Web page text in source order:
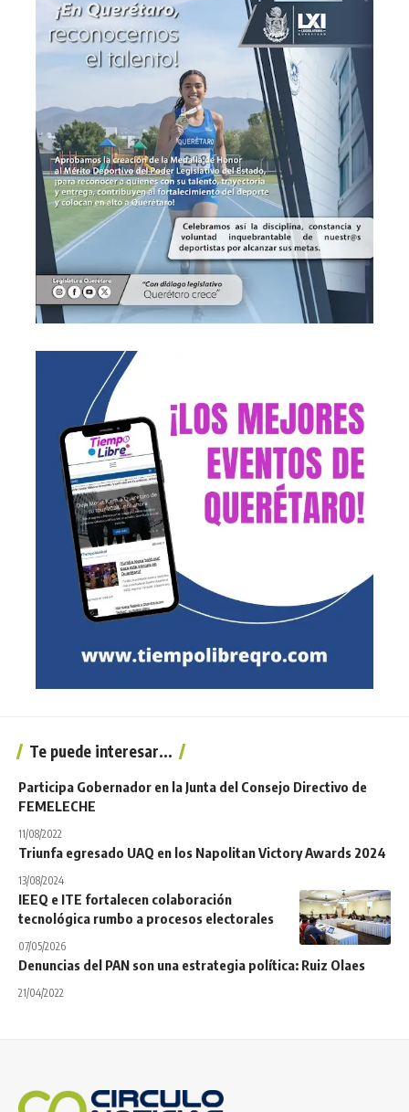
Te puede interesar...
Participa Gobernador en la Junta del Consejo Directivo de
FEMELECHE
11/08/2022
Triunfa egresado UAQ en los Napolitan Victory Awards 2024
13/08/2024
IEEQ e ITE fortalecen colaboración
tecnológica rumbo a procesos electorales
07/05/2026
Denuncias del PAN son una estrategia política: Ruiz Olaes
21/04/2022